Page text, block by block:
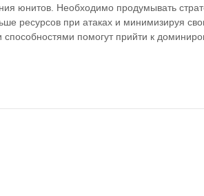
юнитов. Необходимо продумывать
ресурсов при атаках и минимизируя
помогут прийти к